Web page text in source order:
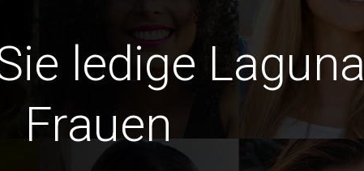
ledige Laguna
Frauen